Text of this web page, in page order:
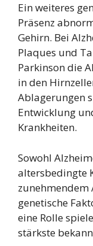
Ein weiteres
Präsenz
Gehirn. Bei
Plaques und
Parkinson die
in den
Ablagerungen
Entwicklung
Krankheiten.
Sowohl
altersbedingte
zunehmendem
genetische
eine Rolle
stärkste